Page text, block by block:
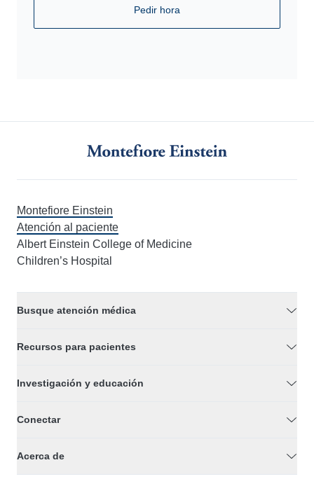
Pedir hora
Montefiore Einstein
Atención al paciente
Albert Einstein College of Medicine
Children’s Hospital
Busque atención médica
Recursos para pacientes
Investigación y educación
Conectar
Acerca de